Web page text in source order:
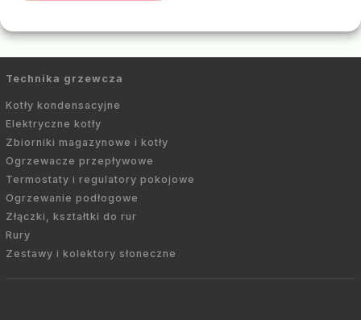
Technika grzewcza
Kotły kondensacyjne
Elektryczne kotły
Zbiorniki magazynowe i kotły
Ogrzewacze przepływowe
Termostaty i regulatory pokojowe
Ogrzewanie podłogowe
Złączki, kształtki do rur
Rury
Zestawy i kolektory słoneczne